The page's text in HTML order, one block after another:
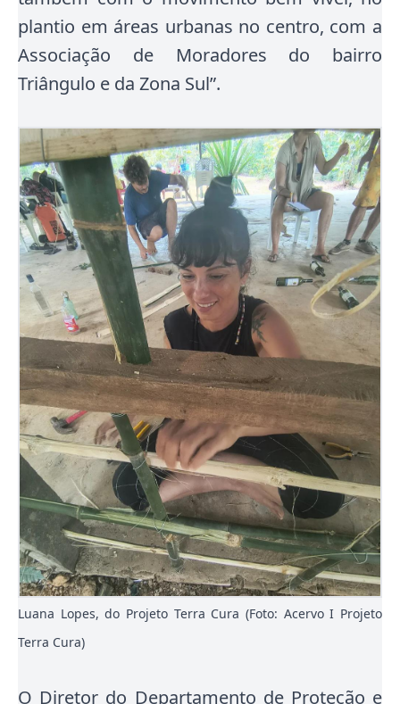
plantio em áreas urbanas no centro, com a
Associação de Moradores do bairro
Triângulo e da Zona Sul”.
Luana Lopes, do Projeto Terra Cura (Foto: Acervo I Projeto
Terra Cura)
O Diretor do Departamento de Proteção e